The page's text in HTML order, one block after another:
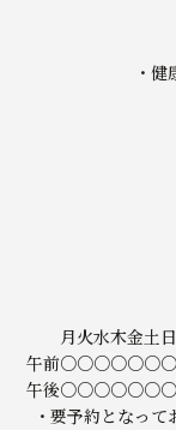
・
月火水木金土
午前○○○○○○○
午後○○○○○○○
・要予約となっ